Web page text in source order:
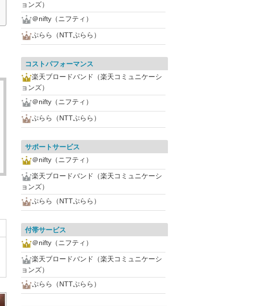
ョンズ）
＠nifty（ニフティ）
ぷらら（NTTぷらら）
コストパフォーマンス
楽天ブロードバンド（楽天コミュニケーシ
ョンズ）
＠nifty（ニフティ）
ぷらら（NTTぷらら）
サポートサービス
＠nifty（ニフティ）
楽天ブロードバンド（楽天コミュニケーシ
ョンズ）
ぷらら（NTTぷらら）
付帯サービス
＠nifty（ニフティ）
楽天ブロードバンド（楽天コミュニケーシ
ョンズ）
ぷらら（NTTぷらら）